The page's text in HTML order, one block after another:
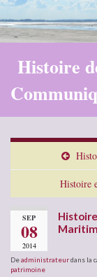
Histoire
Histoire
SEP
08
2014
Deadministrateurdans la
patrimoine